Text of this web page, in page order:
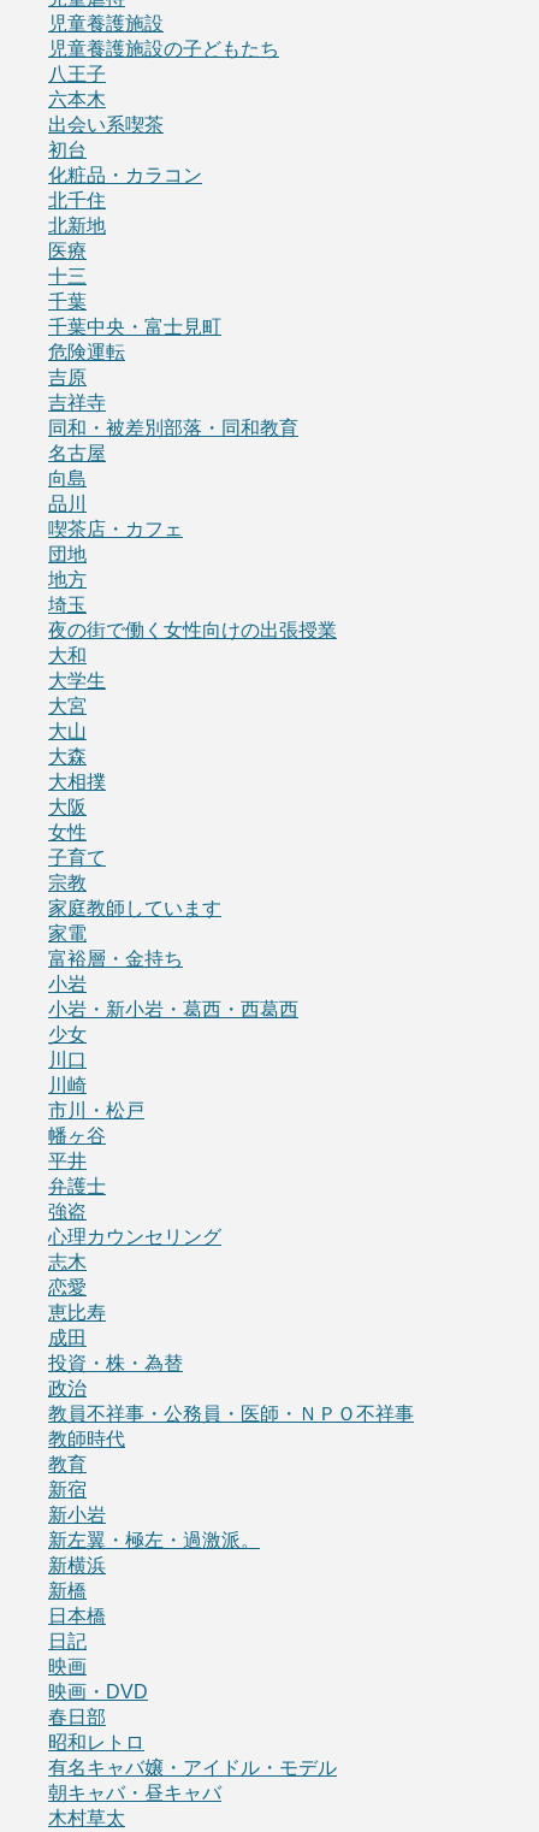
児童養護施設
児童養護施設の子どもたち
八王子
六本木
出会い系喫茶
初台
化粧品・カラコン
北千住
北新地
医療
十三
千葉
千葉中央・富士見町
危険運転
吉原
吉祥寺
同和・被差別部落・同和教育
名古屋
向島
品川
喫茶店・カフェ
団地
地方
埼玉
夜の街で働く女性向けの出張授業
大和
大学生
大宮
大山
大森
大相撲
大阪
女性
子育て
宗教
家庭教師しています
家電
富裕層・金持ち
小岩
小岩・新小岩・葛西・西葛西
少女
川口
川崎
市川・松戸
幡ヶ谷
平井
弁護士
強盗
心理カウンセリング
志木
恋愛
恵比寿
成田
投資・株・為替
政治
教員不祥事・公務員・医師・ＮＰＯ不祥事
教師時代
教育
新宿
新小岩
新左翼・極左・過激派。
新横浜
新橋
日本橋
日記
映画
映画・DVD
春日部
昭和レトロ
有名キャバ嬢・アイドル・モデル
朝キャバ・昼キャバ
木村草太